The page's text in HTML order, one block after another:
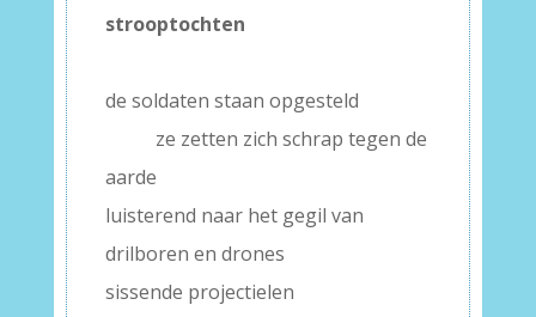
strooptochten
de soldaten staan opgesteld
ze zetten zich schrap tegen de
aarde
luisterend naar het gegil van
drilboren en drones
sissende projectielen